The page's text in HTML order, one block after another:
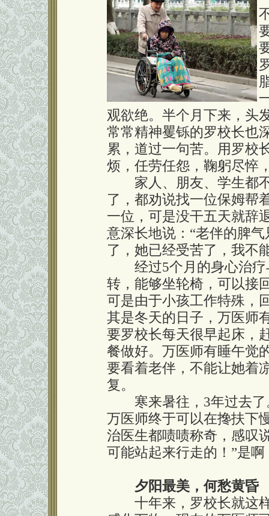
观欲绝。半个月下来，头
常常精神矍铄的罗校长也
累，道过一句苦。用罗校
烦，任劳任怨，鞠躬尽悴
家人、朋友、学生都不
了，都劝说找一位保姆帮
一位，可是没干五天就辞
意深长地说：“老伴的脾
了，她已经受苦了，我不
经过5个月的身心治疗
转，能够坐轮椅，可以接
可是由于小孩工作特殊，
其是冬天的日子，万医师
要罗校长每天很早起床，
餐做好。万医师有睡午觉
要看着老伴，不能让她着
复。
寒来暑往，3年过去了
万医师终于可以在搀扶下
治医生都啧啧称奇，感叹
可能站起来行走的！”是
夕阳最美，何愁黄昏
十年来，罗校长就这样